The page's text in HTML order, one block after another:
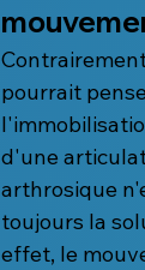
pourrait
d'une
arthrosique
toujours la
effet, le